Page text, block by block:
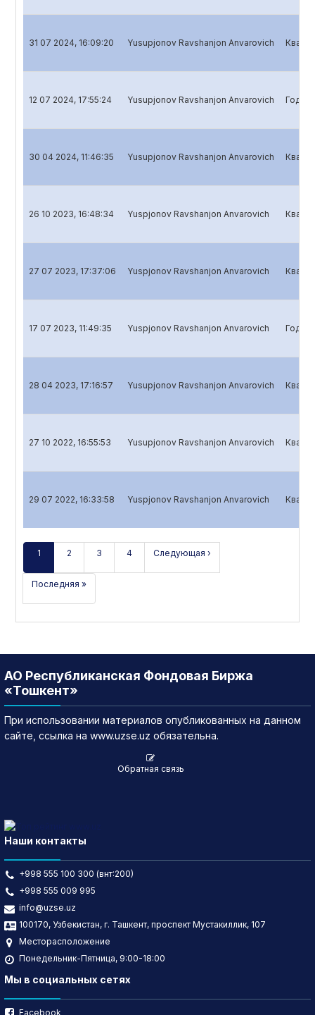
31 07 2024, 16:09:20 Yusupjonov Ravshanjon Anvarovich
12 07 2024, 17:55:24 Yusupjonov Ravshanjon Anvarovich
30 04 2024, 11:46:35 Yusupjonov Ravshanjon Anvarovich
26 10 2023, 16:48:34 Yuspjonov Ravshanjon Anvarovich
27 07 2023, 17:37:06 Yuspjonov Ravshanjon Anvarovich
17 07 2023, 11:49:35 Yuspjonov Ravshanjon Anvarovich
28 04 2023, 17:16:57 Yusupjonov Ravshanjon Anvarovich
27 10 2022, 16:55:53 Yusupjonov Ravshanjon Anvarovich
29 07 2022, 16:33:58 Yuspjonov Ravshanjon Anvarovich
1 2 3 4 Следующая ›
Последняя »
АО Республиканская Фондовая Биржа
«Тошкент»
При использовании материалов опубликованных на данном
сайте, ссылка на www.uzse.uz обязательна.
Обратная связь
Наши контакты
+998 555 100 300 (внт:200)
+998 555 009 995
info@uzse.uz
100170, Узбекистан, г. Ташкент, проспект Мустакиллик, 107
Месторасположение
Понедельник-Пятница, 9:00-18:00
Мы в социальных сетях
Facebook